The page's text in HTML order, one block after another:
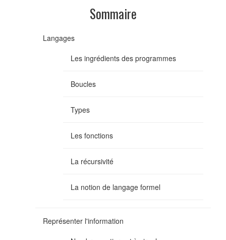
Sommaire
Langages
Les ingrédients des programmes
Boucles
Types
Les fonctions
La récursivité
La notion de langage formel
Représenter l'information